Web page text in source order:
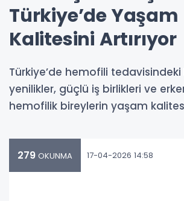
Türkiye’de Yaşam
Kalitesini Artırıyor
Türkiye’de hemofili
yenilikler, güçlü iş birlikleri ve
hemofilik bireylerin yaşam
279 OKUNMA 17-04-2026 14:58